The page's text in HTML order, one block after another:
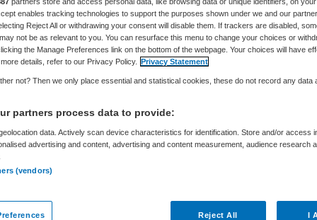
Skipr Redactie 12 juni 2023,17:00 2150 keer gelezen
van mensen met obesitas blijken ander te
met mensen met een lager gewicht,
van wetenschappers van Amsterdam UMC en
Opvallend is dat deze enkele maanden na
enables tracking technologies to support the purposes shown under we and our
Reject All or withdrawing your consent will disable them. If trackers are disabled,
not be as relevant to you. You can resurface this menu to change your choices or
the Manage Preferences link on the bottom of the webpage. Your choices will have
details, refer to our Privacy Policy.
Privacy Statement
not? Then we only place essential and statistical cookies, these do not record any data
partners process data to provide:
data. Actively scan device characteristics for identification. Store and/or access
advertising and content, advertising and content measurement, audience research
(vendors)
Reject All I